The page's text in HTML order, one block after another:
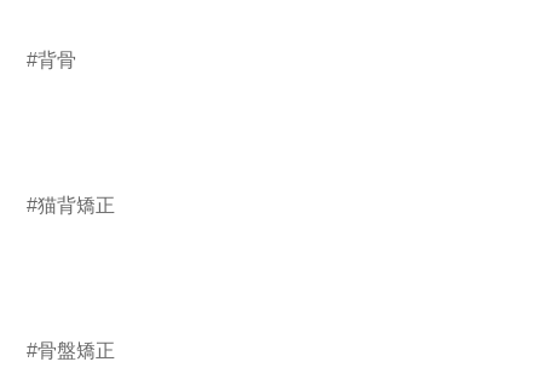
#背骨
#猫背矯正
#骨盤矯正